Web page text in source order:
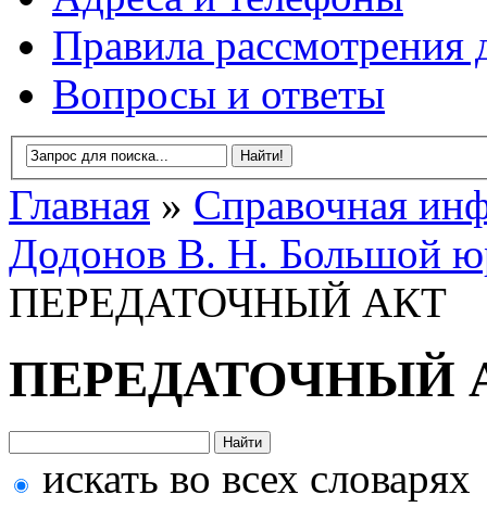
Правила рассмотрения
Вопросы и ответы
Главная » Справочная
Додонов В. Н. Большой
ПЕРЕДАТОЧНЫЙ АКТ
ПЕРЕДАТОЧНЫЙ
искать во всех словарях